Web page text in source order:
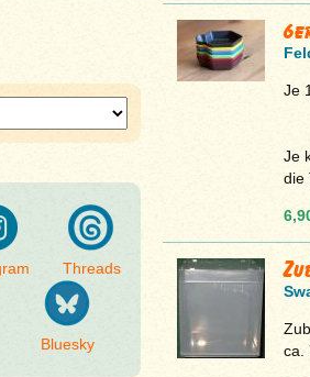
Threads
Bluesky
Je
Je
die
ca.